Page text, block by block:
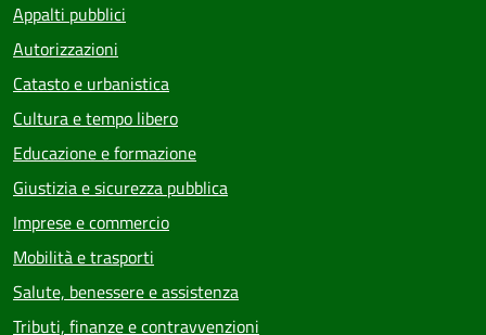
Appalti pubblici
Autorizzazioni
Catasto e urbanistica
Cultura e tempo libero
Educazione e formazione
Giustizia e sicurezza pubblica
Imprese e commercio
Mobilità e trasporti
Salute, benessere e assistenza
Tributi, finanze e contravvenzioni